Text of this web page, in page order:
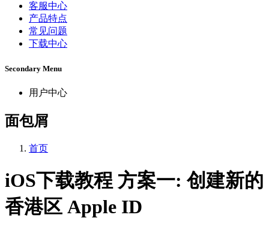
客服中心
产品特点
常见问题
下载中心
Secondary Menu
用户中心
面包屑
首页
iOS下载教程 方案一: 创建新的
香港区 Apple ID